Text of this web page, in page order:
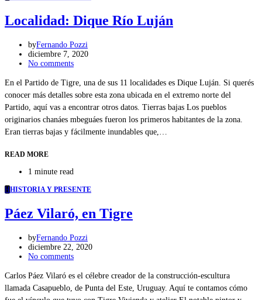
Localidad: Dique Río Luján
byFernando Pozzi
diciembre 7, 2020
No comments
En el Partido de Tigre, una de sus 11 localidades es Dique Luján. Si querés
conocer más detalles sobre esta zona ubicada en el extremo norte del
Partido, aquí vas a encontrar otros datos. Tierras bajas Los pueblos
originarios chanáes mbeguáes fueron los primeros habitantes de la zona.
Eran tierras bajas y fácilmente inundables que,…
READ MORE
1 minute read
HHISTORIA Y PRESENTE
Páez Vilaró, en Tigre
byFernando Pozzi
diciembre 22, 2020
No comments
Carlos Páez Vilaró es el célebre creador de la construcción-escultura
llamada Casapueblo, de Punta del Este, Uruguay. Aquí te contamos cómo